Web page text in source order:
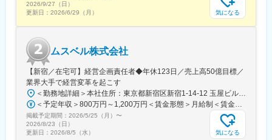
2026/9/27（日）
更新日： 2026/6/29（月） 気になる
ムスベル株式会社
【新宿／在宅可】経営企画責任者◆年休123日／売上高50億目標／
業界大手で経営変革を起こす
＜勤務地詳細＞本社住所：東京都新宿区新宿1-14-12 玉屋ビル1F受動喫煙対策：屋内全面禁煙変更の範囲：無
＜予定年収＞800万円～1,200万円＜賃金形態＞月給制＜賃金内訳＞月額（基本給）：600,000円～920,000円＜月給＞600,000円～920,000円＜昇給有無＞有＜残業手当＞無賃金はあくまでも目安の金額であり、選考を通じて上下する可能性があります。月給(月額)は固定手当を含めた表記です。
掲載予定期間： 2026/5/25（月） 〜
2026/8/23（日）
更新日： 2026/8/5（水） 気になる